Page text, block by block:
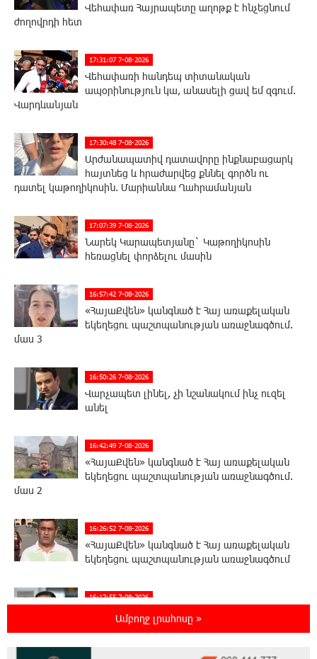
Վեհափառ Հայրապետը աղոթք է հնչեցնում
ժողովրդի հետ
17:31:07 7-08-2026
Վեհափառի հանդեպ տիտանական
ապօրինություն կա, անասելի ցավ եմ զգում.
Վարդևանյան
17:30:48 7-08-2026
Արժանապատիվ դատավորը ինքնաբացարկ
հայտնեց և հրաժարվեց քննել գործն ու
դատել կաթողիկոսին. Մարիաննա Ղահրամանյան
17:07:39 7-08-2026
Նարեկ Կարապետյանը` Կաթողիկոսին
հեռացնել փորձելու մասին
16:57:42 7-08-2026
«ՀայաՔվեն» կանգնած է Հայ առաքելական
եկեղեցու պաշտպանության առաջնագծում.
մաս 3
16:50:26 7-08-2026
Վարչապետ լինել, չի նշանակում ինչ ուզել
անել
16:42:49 7-08-2026
«ՀայաՔվեն» կանգնած է Հայ առաքելական
եկեղեցու պաշտպանության առաջնագծում.
մաս 2
16:26:52 7-08-2026
«ՀայաՔվեն» կանգնած է Հայ առաքելական
եկեղեցու պաշտպանության առաջնագծում
16:17:55 7-08-2026
Սիրո, ազատության ու պարտքի մասին.
Մենուա Սողոմոնյան
Ամբողջ լրահոսը »